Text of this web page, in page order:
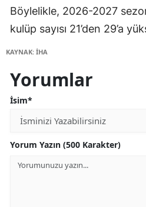
Böylelikle, 2026-2027
kulüp sayısı 21’den 29’a
KAYNAK: İHA
Yorumlar
İsim*
Yorum Yazın (500 Karakter)